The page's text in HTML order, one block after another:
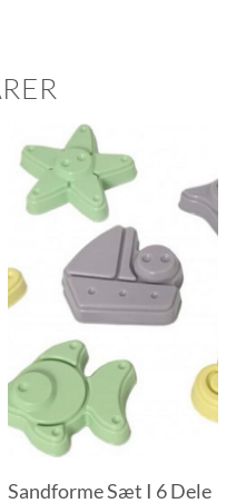
Sandforme Sæt I 6 Dele